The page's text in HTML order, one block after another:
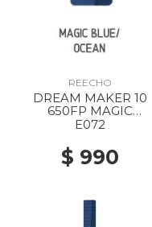
REECHO
DREAM MAKER 10
650FP MAGIC
BLUE/OCEAN
E072
$ 990